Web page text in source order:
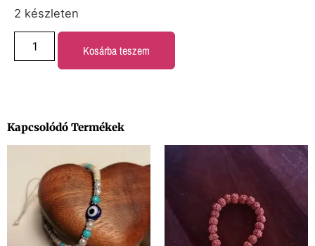
2 készleten
Kosárba teszem
Kapcsolódó Termékek